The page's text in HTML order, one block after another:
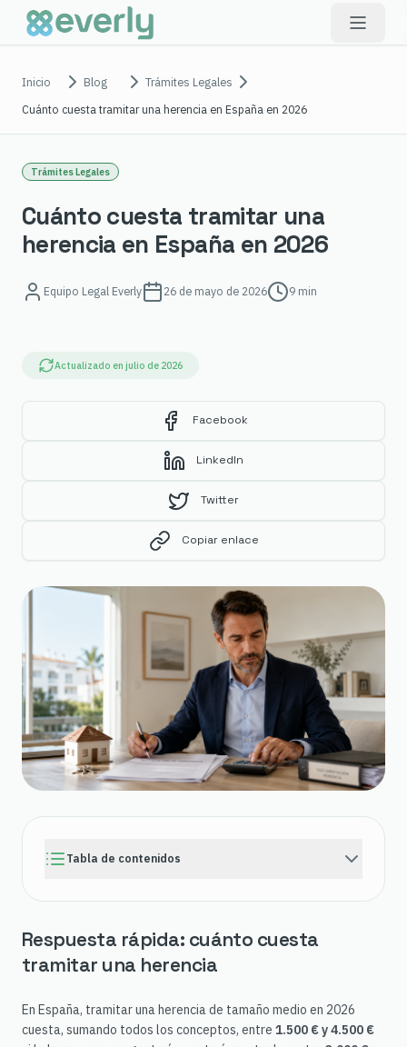
Inicio Blog
Trámites Legales
Cuánto cuesta tramitar una herencia en España en 2026
Trámites Legales
Cuánto cuesta tramitar una
herencia en España en 2026
Equipo Legal Everly 26 de mayo de 2026 9 min
Actualizado en julio de 2026
Facebook
LinkedIn
Twitter
Copiar enlace
Tabla de contenidos
Respuesta rápida: cuánto cuesta
tramitar una herencia
En España, tramitar una herencia de tamaño medio en 2026
cuesta, sumando todos los conceptos, entre 1.500 € y 4.500 €